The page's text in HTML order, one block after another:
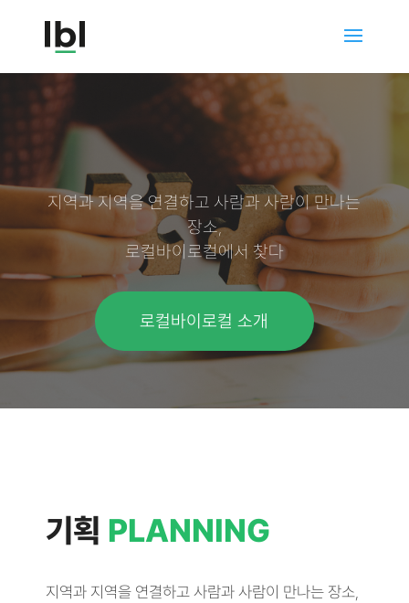
지역과 지역을 연결하고 사람과 사람이 만나는
장소,
로컬바이로컬에서 찾다
로컬바이로컬 소개
기획 PLANNING
지역과 지역을 연결하고 사람과 사람이 만나는 장소,